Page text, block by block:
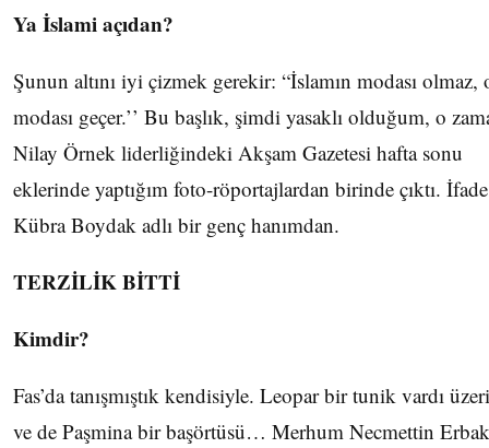
Ya İslami açıdan?
Şunun altını iyi çizmek gerekir: “İslamın modası olmaz,
modası geçer.’’ Bu başlık, şimdi yasaklı olduğum, o
Nilay Örnek liderliğindeki Akşam Gazetesi hafta sonu
eklerinde yaptığım foto-röportajlardan birinde çıktı.
Kübra Boydak adlı bir genç hanımdan.
TERZİLİK BİTTİ
Kimdir?
Fas’da tanışmıştık kendisiyle. Leopar bir tunik vardı
ve de Paşmina bir başörtüsü… Merhum Necmettin